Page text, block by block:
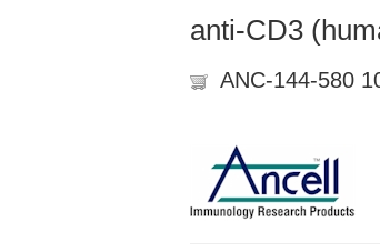
anti-CD3
ANC-144-580